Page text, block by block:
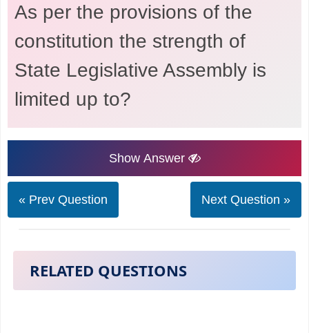
As per the provisions of the
constitution the strength of
State Legislative Assembly is
limited up to?
Show Answer
« Prev Question Next Question »
RELATED QUESTIONS